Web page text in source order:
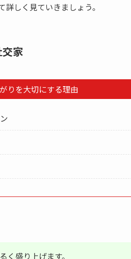
しく見ていきましょう。
家
りを大切にする理由
盛り上げます。